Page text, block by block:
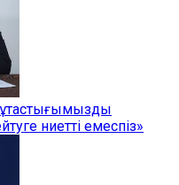
ниетті емеспіз»